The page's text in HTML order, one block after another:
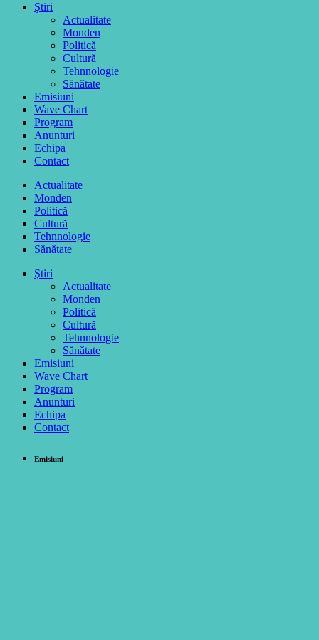
Ştiri
Actualitate
Monden
Politică
Cultură
Tehnnologie
Sănătate
Emisiuni
Wave Chart
Program
Anunturi
Echipa
Contact
Actualitate
Monden
Politică
Cultură
Tehnnologie
Sănătate
Ştiri
Actualitate
Monden
Politică
Cultură
Tehnnologie
Sănătate
Emisiuni
Wave Chart
Program
Anunturi
Echipa
Contact
Emisiuni